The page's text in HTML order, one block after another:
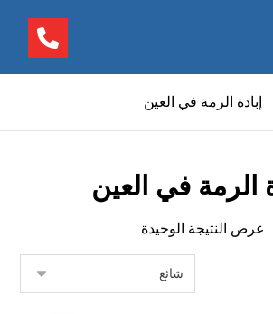
إبادة الرمة في العين
الرمة في العين
عرض النتيجة الوحيدة